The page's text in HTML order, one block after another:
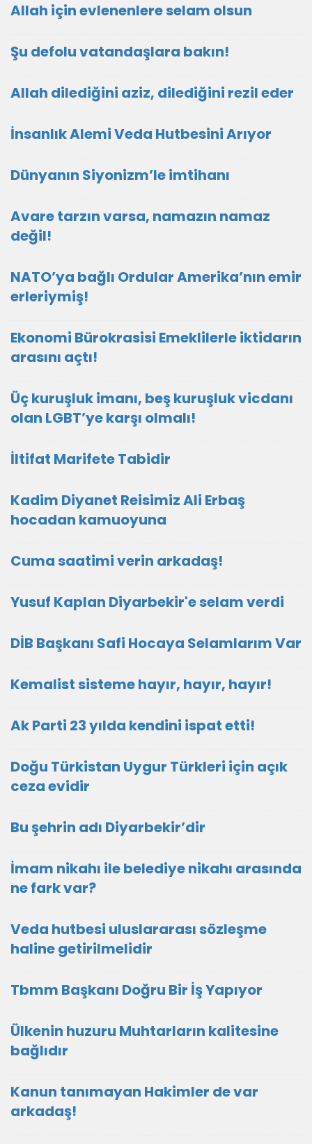
Allah için evlenenlere selam olsun
Şu defolu vatandaşlara bakın!
Allah dilediğini aziz, dilediğini rezil eder
İnsanlık Alemi Veda Hutbesini Arıyor
Dünyanın Siyonizm’le imtihanı
Avare tarzın varsa, namazın namaz
değil!
NATO’ya bağlı Ordular Amerika’nın emir
erleriymiş!
Ekonomi Bürokrasisi Emeklilerle iktidarın
arasını açtı!
Üç kuruşluk imanı, beş kuruşluk vicdanı
olan LGBT’ye karşı olmalı!
İltifat Marifete Tabidir
Kadim Diyanet Reisimiz Ali Erbaş
hocadan kamuoyuna
Cuma saatimi verin arkadaş!
Yusuf Kaplan Diyarbekir'e selam verdi
DİB Başkanı Safi Hocaya Selamlarım Var
Kemalist sisteme hayır, hayır, hayır!
Ak Parti 23 yılda kendini ispat etti!
Doğu Türkistan Uygur Türkleri için açık
ceza evidir
Bu şehrin adı Diyarbekir’dir
İmam nikahı ile belediye nikahı arasında
ne fark var?
Veda hutbesi uluslararası sözleşme
haline getirilmelidir
Tbmm Başkanı Doğru Bir İş Yapıyor
Ülkenin huzuru Muhtarların kalitesine
bağlıdır
Kanun tanımayan Hakimler de var
arkadaş!